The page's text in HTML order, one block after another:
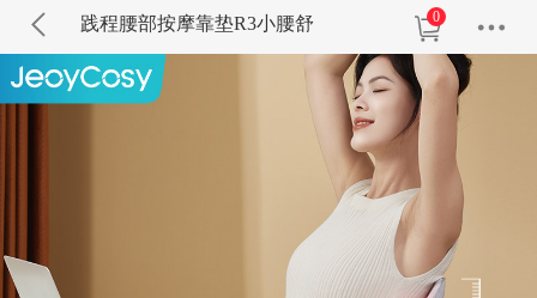
践程腰部按摩靠垫R3小腰舒 0